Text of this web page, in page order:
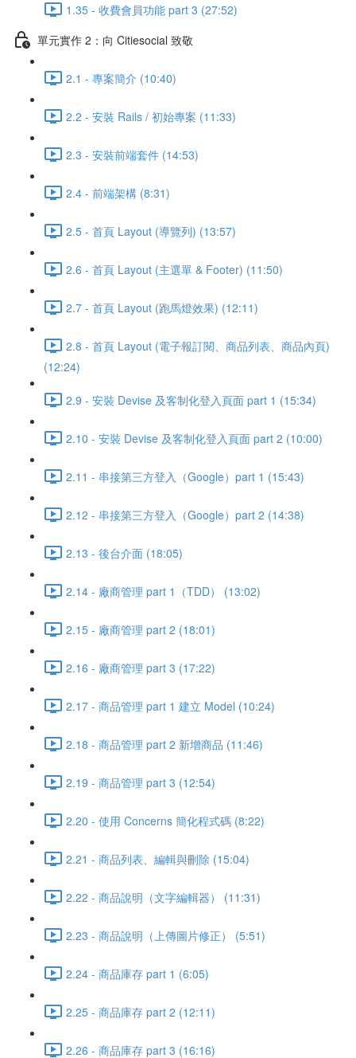
1.35 - 收費會員功能 part 3 (27:52)
單元實作 2：向 Citiesocial 致敬
2.1 - 專案簡介 (10:40)
2.2 - 安裝 Rails / 初始專案 (11:33)
2.3 - 安裝前端套件 (14:53)
2.4 - 前端架構 (8:31)
2.5 - 首頁 Layout (導覽列) (13:57)
2.6 - 首頁 Layout (主選單 & Footer) (11:50)
2.7 - 首頁 Layout (跑馬燈效果) (12:11)
2.8 - 首頁 Layout (電子報訂閱、商品列表、商品內頁)
(12:24)
2.9 - 安裝 Devise 及客制化登入頁面 part 1 (15:34)
2.10 - 安裝 Devise 及客制化登入頁面 part 2 (10:00)
2.11 - 串接第三方登入（Google）part 1 (15:43)
2.12 - 串接第三方登入（Google）part 2 (14:38)
2.13 - 後台介面 (18:05)
2.14 - 廠商管理 part 1（TDD） (13:02)
2.15 - 廠商管理 part 2 (18:01)
2.16 - 廠商管理 part 3 (17:22)
2.17 - 商品管理 part 1 建立 Model (10:24)
2.18 - 商品管理 part 2 新增商品 (11:46)
2.19 - 商品管理 part 3 (12:54)
2.20 - 使用 Concerns 簡化程式碼 (8:22)
2.21 - 商品列表、編輯與刪除 (15:04)
2.22 - 商品說明（文字編輯器） (11:31)
2.23 - 商品說明（上傳圖片修正） (5:51)
2.24 - 商品庫存 part 1 (6:05)
2.25 - 商品庫存 part 2 (12:11)
2.26 - 商品庫存 part 3 (16:16)